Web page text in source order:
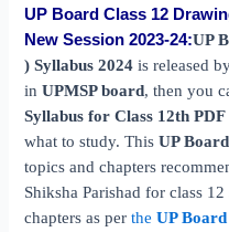
UP Board Class 12
New Session2023-24:UP
) Syllabus 2024 is released
inUPMSP board, then you
Syllabus for Class 12th PDF
what to study. ThisUP
topics and chapters
Shiksha Parishad for class
chapters as per theUP